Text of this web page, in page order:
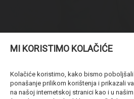
MI KORISTIMO KOLAČIĆE
Kolačiće koristimo, kako bismo
ponašanje prilikom korištenja i prikazali
na našoj internetskoj stranici kao i u